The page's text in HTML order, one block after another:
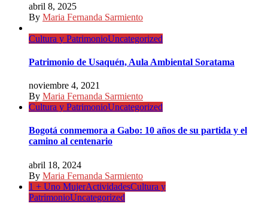
abril 8, 2025
By Maria Fernanda Sarmiento
Cultura y PatrimonioUncategorized
Patrimonio de Usaquén, Aula Ambiental Soratama
noviembre 4, 2021
By Maria Fernanda Sarmiento
Cultura y PatrimonioUncategorized
Bogotá conmemora a Gabo: 10 años de su partida y el
camino al centenario
abril 18, 2024
By Maria Fernanda Sarmiento
1 + Uno MujerActividadesCultura y
PatrimonioUncategorized